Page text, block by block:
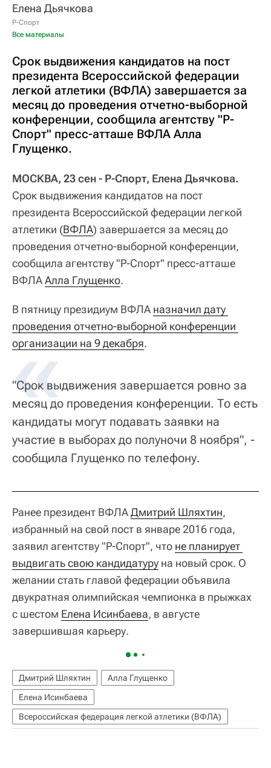
Елена Дьячкова
Р-Спорт
Все материалы
Срок выдвижения кандидатов на пост
президента Всероссийской федерации
легкой атлетики (ВФЛА) завершается за
месяц до проведения отчетно-выборной
конференции, сообщила агентству "Р-
Спорт" пресс-атташе ВФЛА Алла
Глущенко.
МОСКВА, 23 сен - Р-Спорт, Елена Дьячкова.
Срок выдвижения кандидатов на пост
президента Всероссийской федерации легкой
атлетики (ВФЛА) завершается за месяц до
проведения отчетно-выборной конференции,
сообщила агентству "Р-Спорт" пресс-атташе
ВФЛААлла Глущенко.
В пятницу президиум ВФЛА назначил дату
проведения отчетно-выборной конференции
организации на 9 декабря.
"Срок выдвижения завершается ровно за
месяц до проведения конференции. То есть
кандидаты могут подавать заявки на
участие в выборах до полуночи 8 ноября", -
сообщила Глущенко по телефону.
Ранее президент ВФЛАДмитрий Шляхтин,
избранный на свой пост в январе 2016 года,
заявил агентству "Р-Спорт", что не планирует
выдвигать свою кандидатуру на новый срок. О
желании стать главой федерации объявила
двукратная олимпийская чемпионка в прыжках
с шестом Елена Исинбаева, в августе
завершившая карьеру.
Дмитрий Шляхтин
Алла Глущенко
Елена Исинбаева
Всероссийская федерация легкой атлетики (ВФЛА)